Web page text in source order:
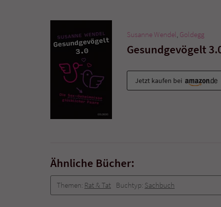
Susanne Wendel, Goldegg
Gesundgevögelt
Jetzt kaufen bei
Ähnliche Bücher:
Themen: Rat & Tat Buchtyp: Sachbuch